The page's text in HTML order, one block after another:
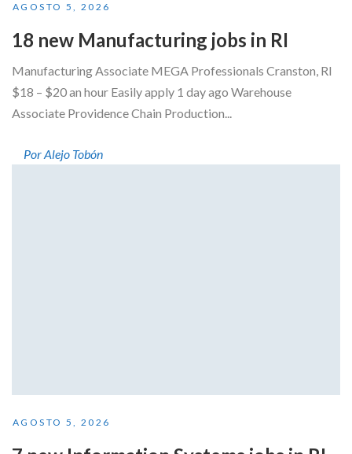
AGOSTO 5, 2026
18 new Manufacturing jobs in RI
Manufacturing Associate MEGA Professionals Cranston, RI
$18 – $20 an hour Easily apply 1 day ago Warehouse
Associate Providence Chain Production...
Por Alejo Tobón
AGOSTO 5, 2026